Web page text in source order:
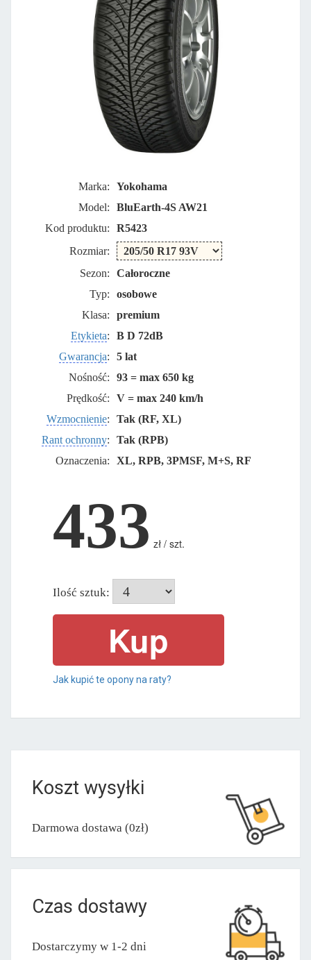
Marka:
Yokohama
Model:
BluEarth-4S AW21
Kod produktu:
R5423
Rozmiar:
Sezon:
Całoroczne
Typ:
osobowe
Klasa:
premium
Etykieta:
B D 72dB
Gwarancja:
5 lat
Nośność:
93 = max 650 kg
Prędkość:
V = max 240 km/h
Wzmocnienie:
Tak (RF, XL)
Rant ochronny:
Tak (RPB)
Oznaczenia:
XL, RPB, 3PMSF, M+S, RF
433 zł / szt.
Ilość sztuk:
Jak kupić te opony na raty?
Koszt wysyłki
Darmowa dostawa (0zł)
Czas dostawy
Dostarczymy w 1-2 dni